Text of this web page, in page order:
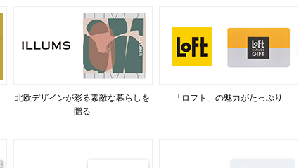
北欧デザインが彩る素敵な暮らしを
贈る
「ロフト」の魅力がたっぷり